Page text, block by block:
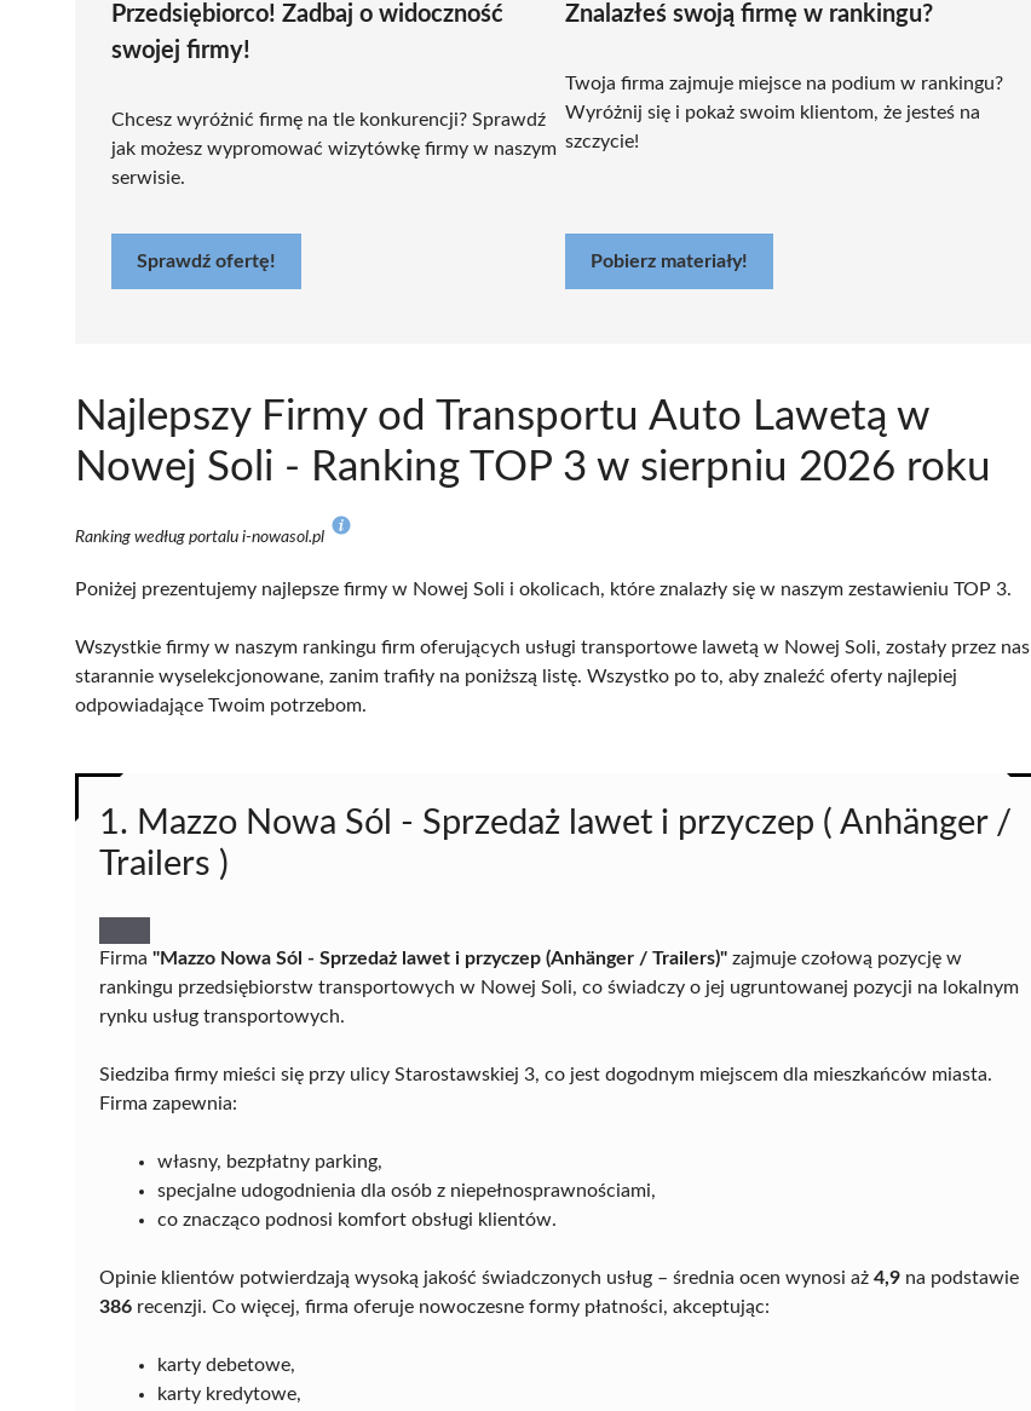
Przedsiębiorco! Zadbaj o widoczność
swojej firmy!
Chcesz wyróżnić firmę na tle konkurencji? Sprawdź
jak możesz wypromować wizytówkę firmy w naszym
serwisie.
Sprawdź ofertę!
Znalazłeś swoją firmę w rankingu?
Twoja firma zajmuje miejsce na podium w rankingu?
Wyróżnij się i pokaż swoim klientom, że jesteś na
szczycie!
Pobierz materiały!
Najlepszy Firmy od Transportu Auto Lawetą w
Nowej Soli - Ranking TOP 3 w sierpniu 2026 roku
Ranking według portalu i-nowasol.pl
Poniżej prezentujemy najlepsze firmy w Nowej Soli i okolicach, które znalazły się w naszym zestawieniu TOP 3.
Wszystkie firmy w naszym rankingu firm oferujących usługi transportowe lawetą w Nowej Soli, zostały przez nas
starannie wyselekcjonowane, zanim trafiły na poniższą listę. Wszystko po to, aby znaleźć oferty najlepiej
odpowiadające Twoim potrzebom.
1. Mazzo Nowa Sól - Sprzedaż lawet i przyczep ( Anhänger /
Trailers )
Firma "Mazzo Nowa Sól - Sprzedaż lawet i przyczep (Anhänger / Trailers)" zajmuje czołową pozycję w
rankingu przedsiębiorstw transportowych w Nowej Soli, co świadczy o jej ugruntowanej pozycji na lokalnym
rynku usług transportowych.
Siedziba firmy mieści się przy ulicy Starostawskiej 3, co jest dogodnym miejscem dla mieszkańców miasta.
Firma zapewnia:
własny, bezpłatny parking,
specjalne udogodnienia dla osób z niepełnosprawnościami,
co znacząco podnosi komfort obsługi klientów.
Opinie klientów potwierdzają wysoką jakość świadczonych usług – średnia ocen wynosi aż 4,9 na podstawie
386 recenzji. Co więcej, firma oferuje nowoczesne formy płatności, akceptując:
karty debetowe,
karty kredytowe,